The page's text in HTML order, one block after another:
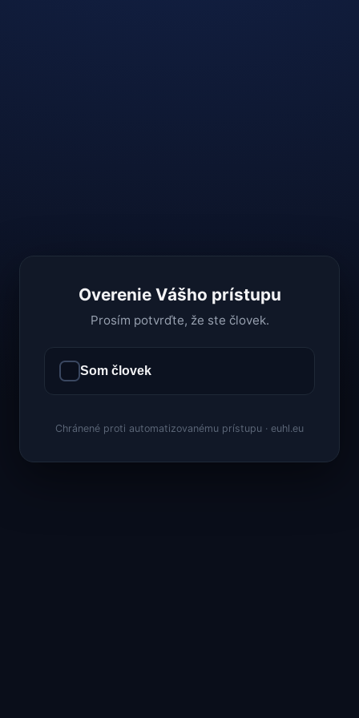
Overenie Vášho prístupu
Prosím potvrďte, že ste človek.
Som človek
Chránené proti automatizovanému prístupu · euhl.eu